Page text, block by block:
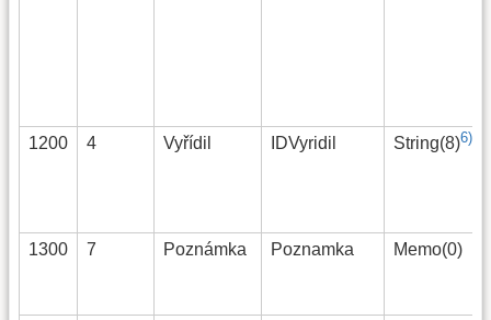
1200 4 Vyřídil IDVyridil String(8)6)
1300 7 Poznámka Poznamka Memo(0)